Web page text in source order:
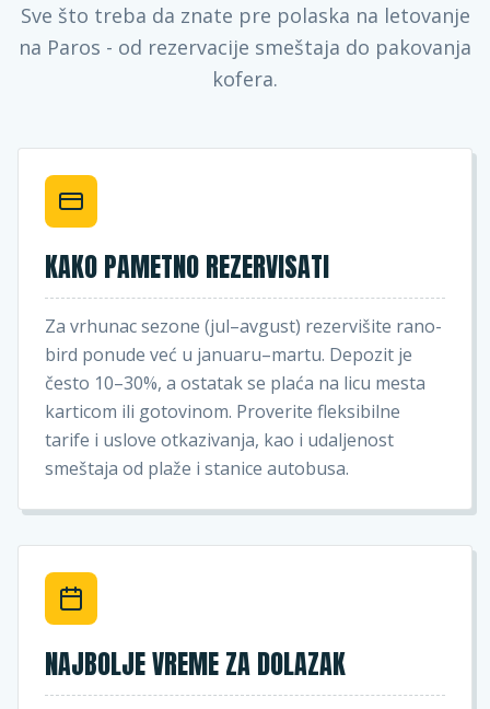
Sve što treba da znate pre polaska na letovanje
na Paros - od rezervacije smeštaja do pakovanja
kofera.
KAKO PAMETNO REZERVISATI
Za vrhunac sezone (jul–avgust) rezervišite rano-
bird ponude već u januaru–martu. Depozit je
često 10–30%, a ostatak se plaća na licu mesta
karticom ili gotovinom. Proverite fleksibilne
tarife i uslove otkazivanja, kao i udaljenost
smeštaja od plaže i stanice autobusa.
NAJBOLJE VREME ZA DOLAZAK